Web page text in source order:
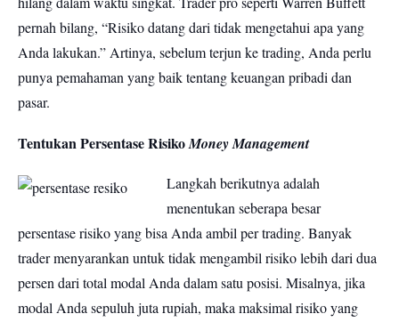
pernah bilang, “Risiko datang dari tidak mengetahui apa yang
Anda lakukan.” Artinya, sebelum terjun ke trading, Anda perlu
punya pemahaman yang baik tentang keuangan pribadi dan
pasar.
Tentukan Persentase RisikoMoney Management
Langkah berikutnya adalah
menentukan seberapa besar
persentase risiko yang bisa Anda ambil per trading. Banyak
trader menyarankan untuk tidak mengambil risiko lebih dari dua
persen dari total modal Anda dalam satu posisi. Misalnya, jika
modal Anda sepuluh juta rupiah, maka maksimal risiko yang